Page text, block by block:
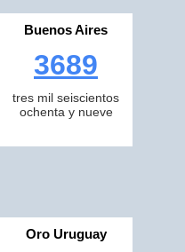
Buenos Aires
3689
tres mil seiscientos
ochenta y nueve
Oro Uruguay